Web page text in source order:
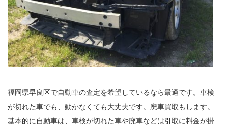
福岡県早良区で自動車の査定を希望しているなら最適です。車検
が切れた車でも、動かなくても大丈夫です。廃車買取もします。
基本的に自動車は、車検が切れた車や廃車などは引取に料金が掛